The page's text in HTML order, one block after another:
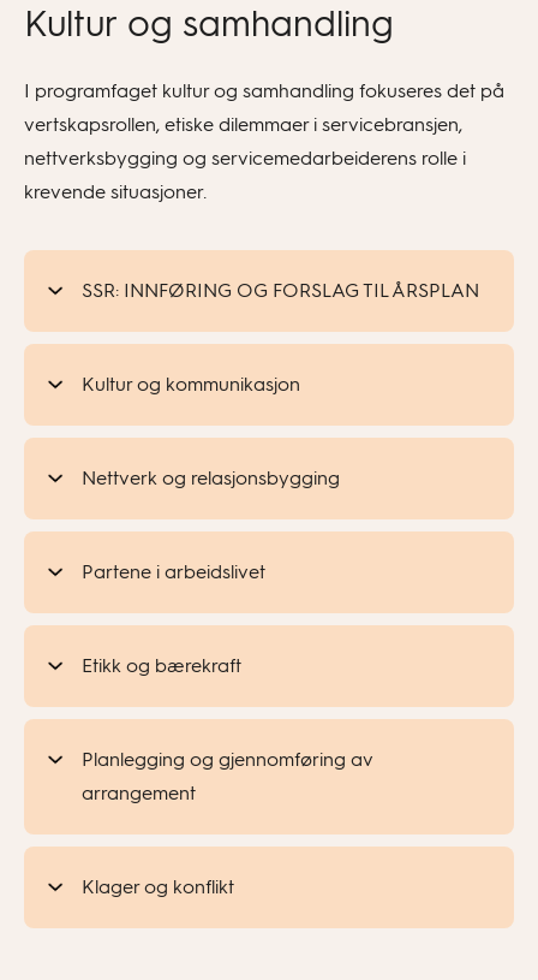
Kultur og samhandling
I programfaget kultur og samhandling fokuseres det på
vertskapsrollen, etiske dilemmaer i servicebransjen,
nettverksbygging og servicemedarbeiderens rolle i
krevende situasjoner.
SSR: INNFØRING OG FORSLAG TIL ÅRSPLAN
Kultur og kommunikasjon
Nettverk og relasjonsbygging
Partene i arbeidslivet
Etikk og bærekraft
Planlegging og gjennomføring av
arrangement
Klager og konflikt